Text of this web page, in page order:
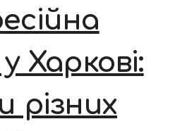
Харкові:
різних